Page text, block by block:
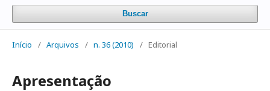
Buscar
Início / Arquivos / n. 36 (2010) / Editorial
Apresentação